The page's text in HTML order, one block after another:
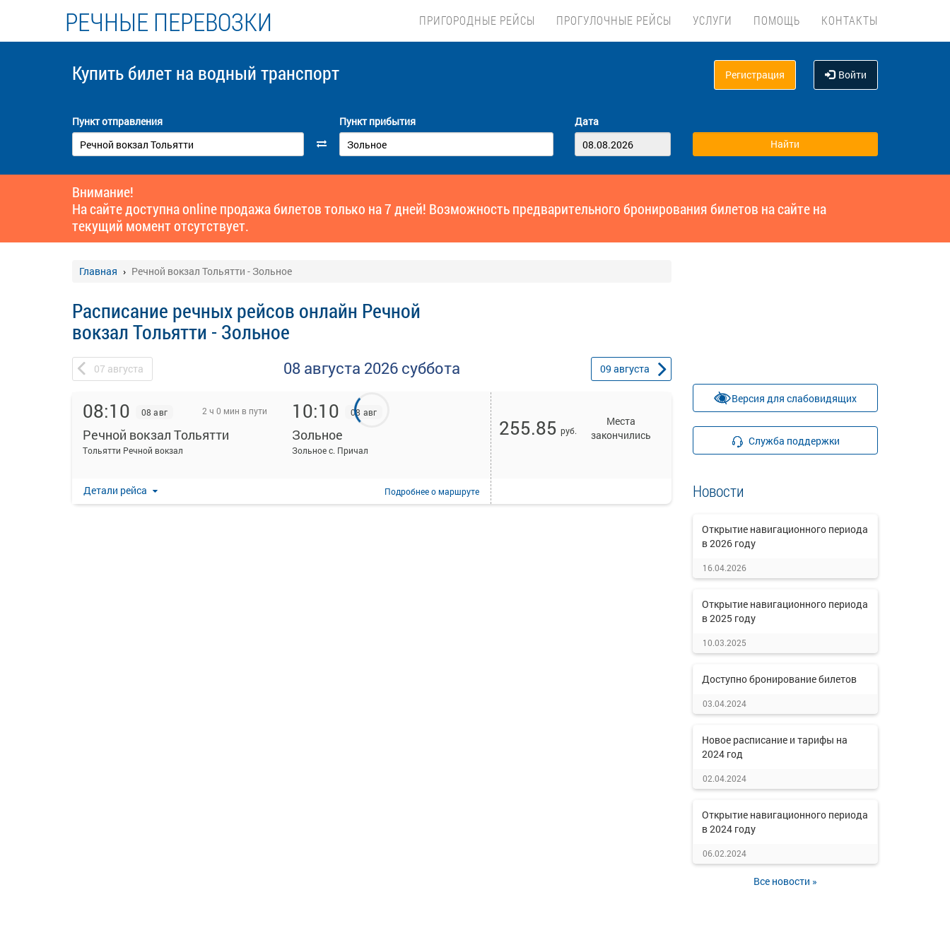
РЕЧНЫЕ ПЕРЕВОЗКИ ПРИГОРОДНЫЕ РЕЙСЫ ПРОГУЛОЧНЫЕ РЕЙСЫ УСЛУГИ ПОМОЩЬ КОНТАКТЫ
Купить билет на водный транспорт Регистрация Войти
Пункт отправления Пункт прибытия Дата
Внимание!
На сайте доступна online продажа билетов только на 7 дней! Возможность предварительного бронирования билетов на сайте на
текущий момент отсутствует.
Главная Речной вокзал Тольятти - Зольное
Расписание речных рейсов онлайн Речной
вокзал Тольятти - Зольное
07 августа 08 августа 2026 суббота 09 августа
08:10 08 авг 2 ч 0 мин в пути
Речной вокзал Тольятти
Тольятти Речной вокзал
10:10 08 авг
Зольное
Зольное с. Причал
Детали рейса Подробнеео маршруте
255.85 руб.
Места
закончились
Версия для слабовидящих
Служба поддержки
Новости
Открытие навигационного периода
в 2026 году
16.04.2026
Открытие навигационного периода
в 2025 году
10.03.2025
Доступно бронирование билетов
03.04.2024
Новое расписание и тарифы на
2024 год
02.04.2024
Открытие навигационного периода
в 2024 году
06.02.2024
Все новости »